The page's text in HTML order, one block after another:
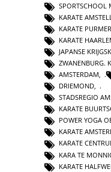
SPORTSCHOOL
KARATE
KARATE PURMER
KARATE
JAPANSE
ZWANENBURG.
AMSTERDAM,
DRIEMOND,
STADSREGIO
KARATE
POWER YOGA
KARATE
KARATE
KARA TE
KARATE